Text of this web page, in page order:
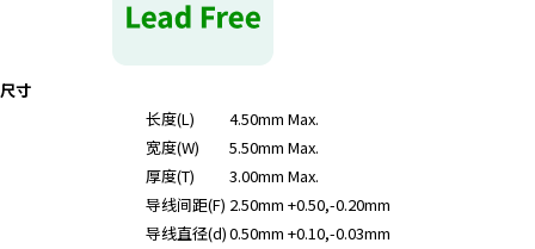
尺寸
长度(L)
4.50mm Max.
宽度(W)
5.50mm Max.
厚度(T)
3.00mm Max.
导线间距(F) 2.50mm +0.50,-0.20mm
导线直径(d)0.50mm +0.10,-0.03mm